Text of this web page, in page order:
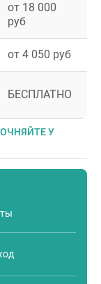
от 18 000
руб
от 4 050 руб
БЕСПЛАТНО
У